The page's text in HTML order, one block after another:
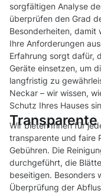
sorgfältigen Analyse
überprüfen den Grad
Besonderheiten, damit
Ihre Anforderungen
Erfahrung sorgt dafür,
Geräte einsetzen, um
langfristig zu
Neckar – wir wissen,
Schutz Ihres Hauses
Wir bieten Ihnen für
transparente und faire
Gebühren. Die
durchgeführt, die
beseitigen. Besonders
Überprüfung der